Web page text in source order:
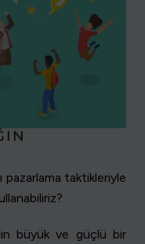
pazarlama taktikleriyle
büyük ve güçlü bir